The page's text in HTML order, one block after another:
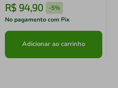
R$ 94,90 -5%
No pagamento com Pix
Adicionar ao carrinho